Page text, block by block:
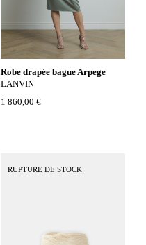
Robe drapée bague Arpege
LANVIN
1 860,00 €
RUPTURE DE STOCK